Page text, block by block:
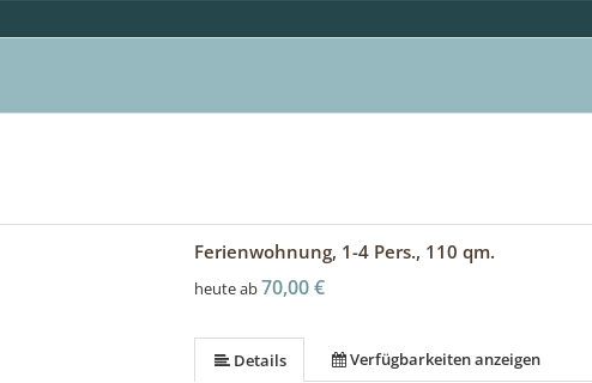
Ferienwohnung, 1-4 Pers., 110 qm.
heute ab70,00 €
Details Verfügbarkeiten anzeigen